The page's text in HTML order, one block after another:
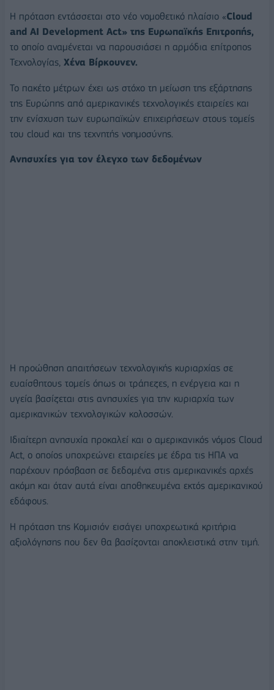
Η πρόταση εντάσσεται στο νέο νομοθετικό πλαίσιο «Cloud
and AI Development Act» της Ευρωπαϊκής Επιτροπής,
το οποίο αναμένεται να παρουσιάσει η αρμόδια επίτροπος
Τεχνολογίας, Χένα Βίρκουνεν.
Το πακέτο μέτρων έχει ως στόχο τη μείωση της εξάρτησης
της Ευρώπης από αμερικανικές τεχνολογικές εταιρείες και
την ενίσχυση των ευρωπαϊκών επιχειρήσεων στους τομείς
του cloud και της τεχνητής νοημοσύνης.
Ανησυχίες για τον έλεγχο των δεδομένων
Η προώθηση απαιτήσεων τεχνολογικής κυριαρχίας σε
ευαίσθητους τομείς όπως οι τράπεζες, η ενέργεια και η
υγεία βασίζεται στις ανησυχίες για την κυριαρχία των
αμερικανικών τεχνολογικών κολοσσών.
Ιδιαίτερη ανησυχία προκαλεί και ο αμερικανικός νόμος Cloud
Act, ο οποίος υποχρεώνει εταιρείες με έδρα τις ΗΠΑ να
παρέχουν πρόσβαση σε δεδομένα στις αμερικανικές αρχές
ακόμη και όταν αυτά είναι αποθηκευμένα εκτός αμερικανικού
εδάφους.
Η πρόταση της Κομισιόν εισάγει υποχρεωτικά κριτήρια
αξιολόγησης που δεν θα βασίζονται αποκλειστικά στην τιμή.